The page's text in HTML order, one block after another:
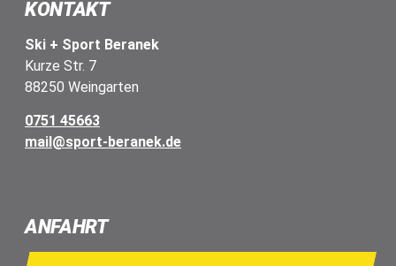
KONTAKT
Ski + Sport Beranek
Kurze Str. 7
88250 Weingarten
0751 45663
mail@sport-beranek.de
ANFAHRT